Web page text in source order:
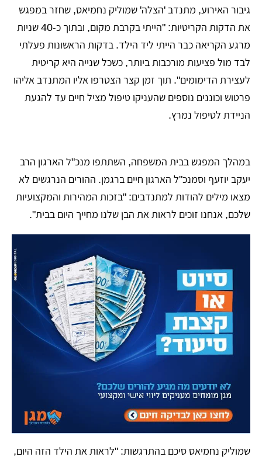
גיבור האירוע, מתנדב 'הצלה' שמוליק נחמיאס, שחזר במפגש
את הדקות הקריטיות: "הייתי בקרבת מקום, ובתוך כ-40 שניות
מרגע הקריאה כבר הייתי ליד הילד. בדקות הראשונות פעלתי
לבד מול פציעות מורכבות ביותר, כשכל שנייה היא קריטית
לעצירת הדימומים". תוך זמן קצר הצטרפו אליו המתנדב אליהו
פרטוש וכוננים נוספים שהעניקו טיפול מציל חיים עד להגעת
הניידת לטיפול נמרץ.
​במהלך המפגש בבית המשפחה, השתתפו מנכ"ל הארגון הרב
יעקב יוזעף וסמנכ"ל הארגון חיים ברגמן. ההורים הנרגשים לא
מצאו מילים להודות למתנדבים: "בזכות המהירות והמקצועיות
שלכם, אנחנו זוכים לראות את הבן שלנו מחייך היום בבית".
​שמוליק נחמיאס סיכם בהתרגשות: "לראות את הילד הזה היום,